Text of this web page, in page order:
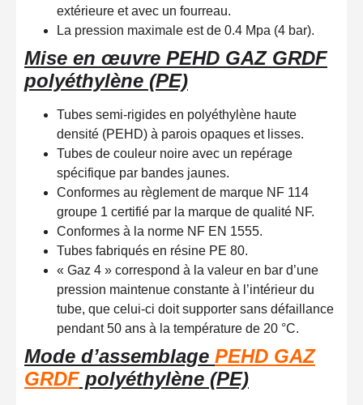
extérieure et avec un fourreau.
La pression maximale est de 0.4 Mpa (4 bar).
Mise en œuvre PEHD GAZ GRDF
polyéthylène (PE)
Tubes semi-rigides en polyéthylène haute
densité (PEHD) à parois opaques et lisses.
Tubes de couleur noire avec un repérage
spécifique par bandes jaunes.
Conformes au règlement de marque NF 114
groupe 1 certifié par la marque de qualité NF.
Conformes à la norme NF EN 1555.
Tubes fabriqués en résine PE 80.
« Gaz 4 » correspond à la valeur en bar d’une
pression maintenue constante à l’intérieur du
tube, que celui-ci doit supporter sans défaillance
pendant 50 ans à la température de 20 °C.
Mode d’assemblage PEHD GAZ
GRDF polyéthylène (PE)